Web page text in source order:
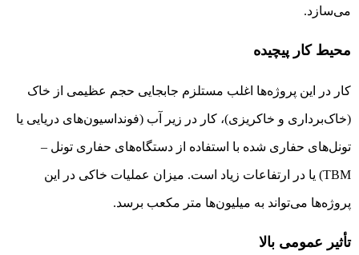
می‌سازد.
محیط کار پیچیده
کار در این پروژه‌ها اغلب مستلزم جابجایی حجم عظیمی از خاک
(خاک‌برداری و خاکریزی)، کار در زیر آب (فونداسیون‌های دریایی یا
تونل‌های حفاری شده با استفاده از دستگاه‌های حفاری تونل –
TBM) یا در ارتفاعات زیاد است. میزان عملیات خاکی در این
پروژه‌ها می‌تواند به میلیون‌ها متر مکعب برسد.
تأثیر عمومی بالا